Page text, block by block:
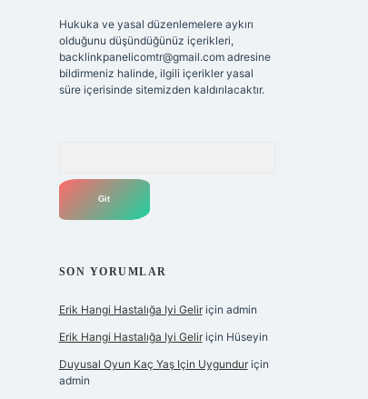
Hukuka ve yasal düzenlemelere aykırı
olduğunu düşündüğünüz içerikleri,
backlinkpanelicomtr@gmail.comadresine
bildirmeniz halinde, ilgili içerikler yasal
süre içerisinde sitemizden kaldırılacaktır.
SON YORUMLAR
Erik Hangi Hastalığa Iyi Geliriçin admin
Erik Hangi Hastalığa Iyi Geliriçin Hüseyin
Duyusal Oyun Kaç Yaş Için Uygunduriçin
admin